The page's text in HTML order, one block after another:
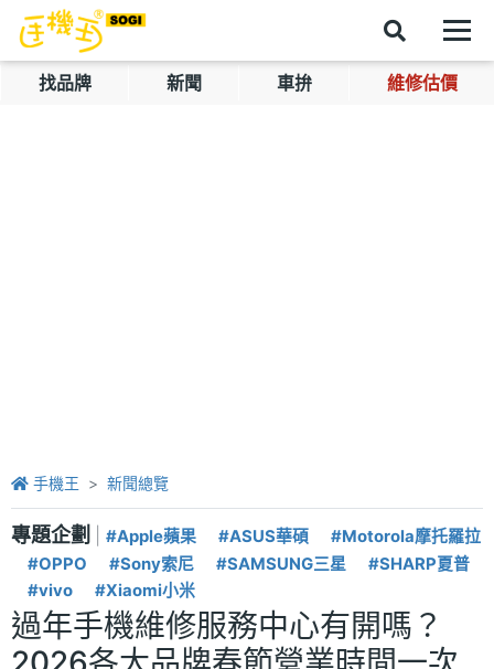
找品牌 新聞 車拚 維修估價
手機王 新聞總覽
專題企劃 #Apple蘋果 #ASUS華碩
#Motorola摩托羅拉
#OPPO
#Sony索尼 #SAMSUNG三星
#SHARP夏普
#vivo
#Xiaomi小米
過年手機維修服務中心有開嗎？